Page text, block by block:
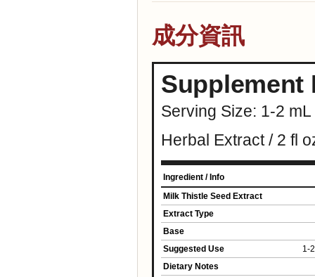
成分資訊
Supplement
Serving Size: 1-2 mL
Herbal Extract / 2 fl
Ingredient / Info
Milk Thistle Seed Extract
Extract Type
Base
Suggested Use
1-
Dietary Notes